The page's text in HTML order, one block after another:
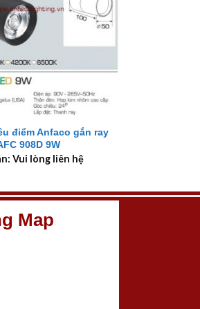
điểm Anfaco gắn ray
908D 9W
Vui lòng liên hệ
Map